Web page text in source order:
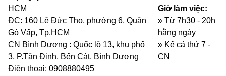
HCM
ĐC: 160 Lê Đức Thọ, phường 6, Quận
Gò Vấp, Tp.HCM
CN Bình Dương : Quốc lộ 13, khu phố
3, P.Tân Định, Bến Cát, Bình Dương
Điện thoại: 0908880495
Giờ làm việc:
» Từ 7h30 - 20h
hằng ngày
» Kể cả thứ 7 -
CN